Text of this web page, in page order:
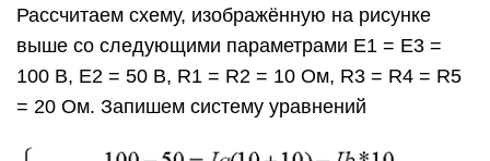
Рассчитаем схему, изображённую на рисунке
выше со следующими параметрами E1 = E3 =
100 B, E2 = 50 B, R1 = R2 = 10 Ом, R3 = R4 = R5
= 20 Ом. Запишем систему уравнений